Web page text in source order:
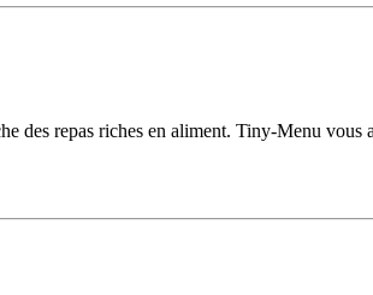
des repas riches en aliment. Tiny-Menu vous